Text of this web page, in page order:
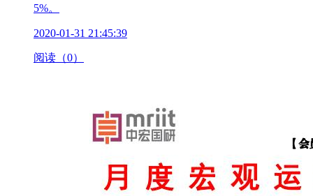
5%。
2020-01-31 21:45:39
阅读（0）